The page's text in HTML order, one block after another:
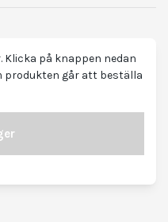
på knappen nedan
produkten går att beställa